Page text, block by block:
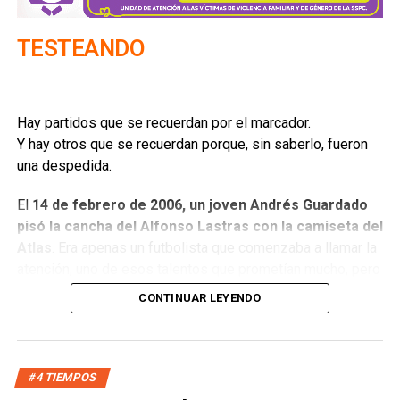
TESTEANDO
Hay partidos que se recuerdan por el marcador.
Y hay otros que se recuerdan porque, sin saberlo, fueron
una despedida.
El 14 de febrero de 2006, un joven Andrés Guardado
pisó la cancha del Alfonso Lastras con la camiseta del
que todavía no cargaban con el peso de las expectativas.
Meses después estaba jugando en Europa y aquella
Luis con León en 2025).
CONTINUAR LEYENDO
#4 TIEMPOS